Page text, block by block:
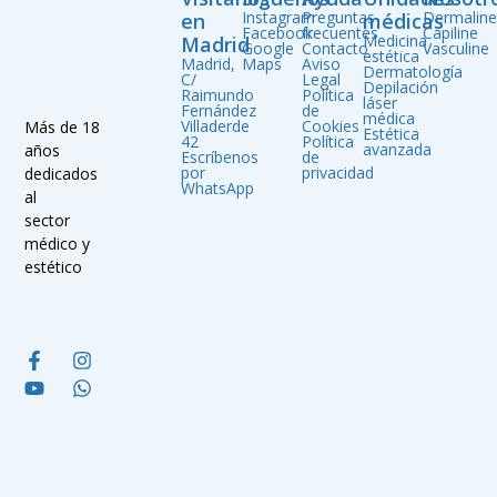
Más de 18
años
dedicados
al
sector
médico y
estético
Dermaline
Capiline
Vasculine
médicas
Medicina
estética
Dermatología
Depilación
láser
médica
Estética
avanzada
Preguntas
frecuentes
Contacto
Aviso
Legal
Política
de
Cookies
Política
de
privacidad
Instagram
Facebook
Google
Maps
en
Madrid
Madrid,
C/
Raimundo
Fernández
Villaderde
42
Escríbenos
por
WhatsApp